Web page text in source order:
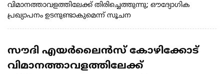
വിമാനത്താവളത്തിലേക്ക് തിരിച്ചെത്തുന്നു; ഔദ്യോഗിക
പ്രഖ്യാപനം ഉടനുണ്ടാകുമെന്ന് സൂചന
സൗദി എയർലൈൻസ് കോഴിക്കോട്
വിമാനത്താവളത്തിലേക്ക്